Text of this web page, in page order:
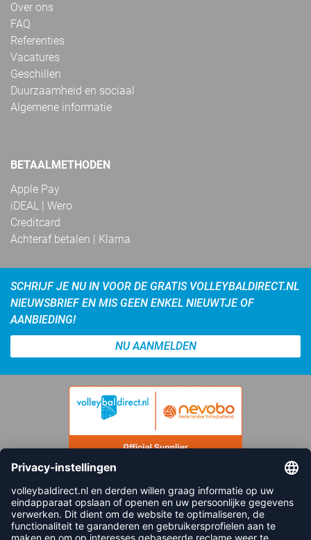
Over ons
FAQ
Referenties
Vacatures
Geschillen
Duurzaamheid en sociaal
Algemene informatie
BETAALMETHODEN
Apple Pay
iDEAL | Wero
Creditcard
Achteraf betalen | Klarna
SCHRIJF JE NU IN VOOR DE GRATIS VOLLEYBALDIRECT.NL
NIEUWSBRIEF EN MIS GEEN ENKEL NIEUWTJE OF
AANBIEDING!
NU AANMELDEN